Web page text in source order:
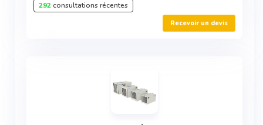
292consultations récentes
Recevoir un devis